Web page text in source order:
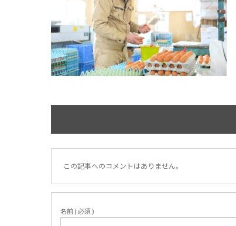
この記事へのコメントはありません。
名前 ( 必須 )